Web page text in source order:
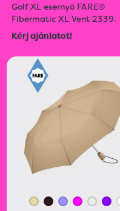
Golf XL esernyő FARE®
Fibermatic XL Vent 2339.
Kérj ajánlatot!